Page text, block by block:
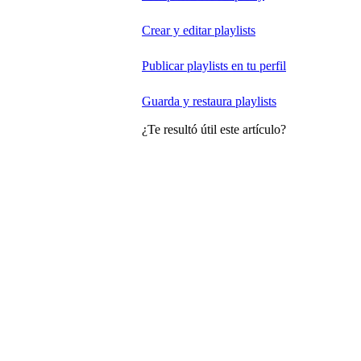
Crear y editar playlists
Publicar playlists en tu perfil
Guarda y restaura playlists
¿Te resultó útil este artículo?